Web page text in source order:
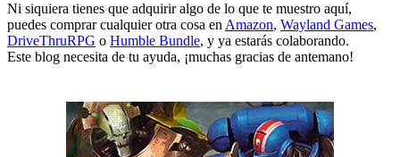
Ni siquiera tienes que adquirir algo de lo que te muestro aquí,
puedes comprar cualquier otra cosa en Amazon, Wayland Games,
DriveThruRPG o Humble Bundle, y ya estarás colaborando.
Este blog necesita de tu ayuda, ¡muchas gracias de antemano!